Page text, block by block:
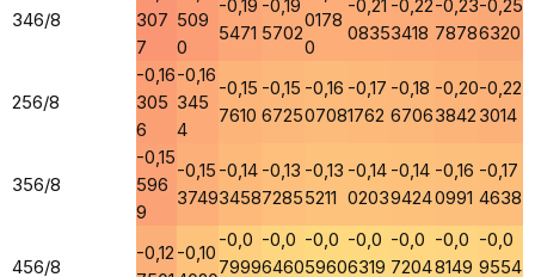
346/8
307
7
509
0
-0,19
5471
-0,19
5702
0178
0
-0,21
0835
-0,22
3418
-0,23
7878
-0,25
6320
256/8
-0,16
305
6
-0,16
345
4
-0,15
7610
-0,15
6725
-0,16
0708
-0,17
1762
-0,18
6706
-0,20
3842
-0,22
3014
356/8
-0,15
596
9
-0,15
3749
-0,14
3458
-0,13
7285
-0,13
5211
-0,14
0203
-0,14
9424
-0,16
0991
-0,17
4638
456/8
-0,12 -0,10
-0,0
7999
-0,0
6460
-0,0
5960
-0,0
6319
-0,0
7204
-0,0
8149
-0,0
9554